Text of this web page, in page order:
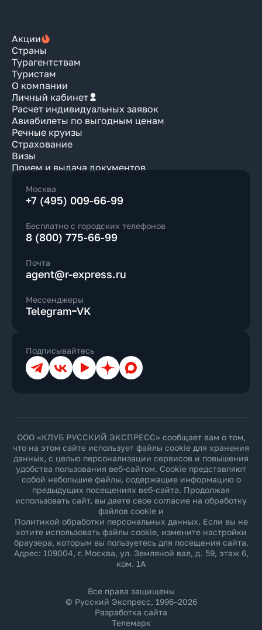
Акции
Страны
Турагентствам
Туристам
О компании
Личный кабинет
Расчет индивидуальных заявок
Авиабилеты по выгодным ценам
Речные круизы
Страхование
Визы
Прием и выдача документов
Москва
+7 (495) 009-66-99
Бесплатно с городских телефонов
8 (800) 775-66-99
Почта
agent@r-express.ru
Мессенджеры
Telegram VK
Подписывайтесь
ТелеграмВКонтакте
YouTubeДзен Max
ООО «КЛУБ РУССКИЙ ЭКСПРЕСС» сообщает вам о том,
что на этом сайте использует файлы cookie для хранения
данных, с целью персонализации сервисов и повышения
удобства пользования веб-сайтом. Cookie представляют
собой небольшие файлы, содержащие информацию о
предыдущих посещениях веб-сайта. Продолжая
использовать сайт, вы даете свое согласие на обработку
файлов cookie и
Политикой обработки персональных данных. Если вы не
хотите использовать файлы cookie, измените настройки
браузера, которым вы пользуетесь для посещения сайта.
Адрес: 109004, г. Москва, ул. Земляной вал, д. 59, этаж 6,
ком. 1А
Все права защищены
© Русский Экспресс, 1996–2026
Разработка сайта
Телемарк